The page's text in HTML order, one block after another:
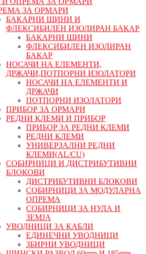
ЗА ОРМАРИ
БАКАРНИ ШИНИ И
ФЛЕКСИБИЛЕН ИЗОЛИРАН БАКАР
БАКАРНИ ШИНИ
ФЛЕКСИБИЛЕН ИЗОЛИРАН
БАКАР
НОСАЧИ НА ЕЛЕМЕНТИ,
ДРЖАЧИ,ПОТПОРНИ ИЗОЛАТОРИ
НОСАЧИ НА ЕЛЕМЕНТИ И
ДРЖАЧИ
ПОТПОРНИ ИЗОЛАТОРИ
ПРИБОР ЗА ОРМАРИ
РЕДНИ КЛЕМИ И ПРИБОР
ПРИБОР ЗА РЕДНИ КЛЕМИ
РЕДНИ КЛЕМИ
УНИВЕРЗАЛНИ РЕДНИ
КЛЕМИ(AL/CU)
СОБИРНИЦИ И ДИСТРИБУТИВНИ
БЛОКОВИ
ДИСТРИБУТИВНИ БЛОКОВИ
СОБИРНИЦИ ЗА МОДУЛАРНА
ОПРЕМА
СОБИРНИЦИ ЗА НУЛА И
ЗЕМЈА
УВОДНИЦИ ЗА КАБЛИ
ЕДИНЕЧНИ УВОДНИЦИ
ЗБИРНИ УВОДНИЦИ